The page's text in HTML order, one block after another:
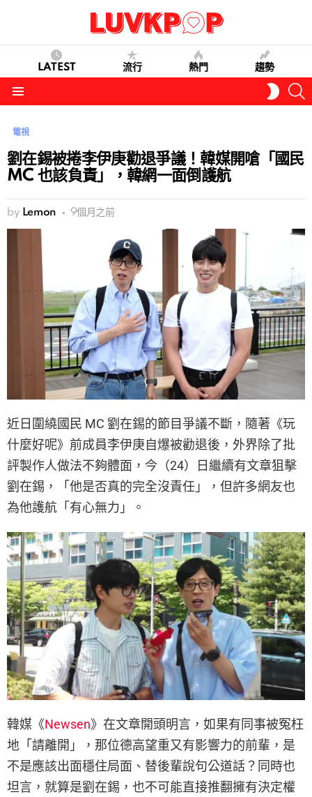
LATEST 流行 熱門 趨勢
SKIN
電視
劉在錫被捲李伊庚勸退爭議！韓媒開嗆「國民
MC 也該負責」，韓網一面倒護航
by Lemon 9個月之前
近日圍繞國民 MC 劉在錫的節目爭議不斷，隨著《玩
什麼好呢》前成員李伊庚自爆被勸退後，外界除了批
評製作人做法不夠體面，今（24）日繼續有文章狙擊
劉在錫，「他是否真的完全沒責任」，但許多網友也
為他護航「有心無力」。
韓媒《Newsen》在文章開頭明言，如果有同事被冤枉
地「請離開」，那位德高望重又有影響力的前輩，是
不是應該出面穩住局面、替後輩說句公道話？同時也
坦言，就算是劉在錫，也不可能直接推翻擁有決定權